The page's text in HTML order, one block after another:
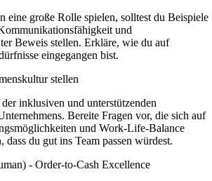
eine große Rolle spielen, solltest du Beispiele
und
Beweis stellen. Erkläre, wie du auf
eingegangen bist.
stellen
inklusiven und unterstützenden
Bereite Fragen vor, die sich auf
und Work-Life-Balance
dass du gut ins Team passen würdest.
- Order-to-Cash Excellence